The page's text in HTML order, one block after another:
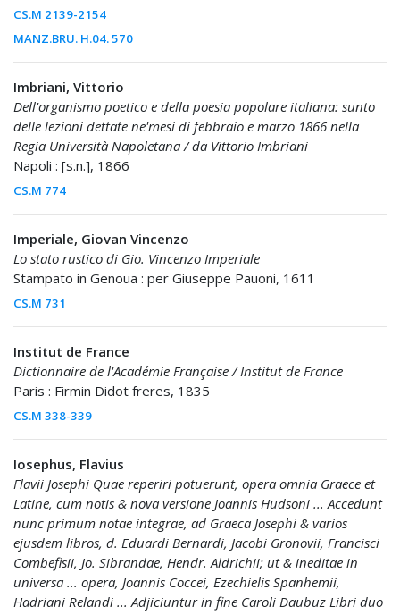
CS.M 2139-2154
MANZ.BRU. H.04. 570
Imbriani, Vittorio
Dell'organismo poetico e della poesia popolare italiana: sunto
delle lezioni dettate ne'mesi di febbraio e marzo 1866 nella
Regia Università Napoletana / da Vittorio Imbriani
Napoli : [s.n.], 1866
CS.M 774
Imperiale, Giovan Vincenzo
Lo stato rustico di Gio. Vincenzo Imperiale
Stampato in Genoua : per Giuseppe Pauoni, 1611
CS.M 731
Institut de France
Dictionnaire de l'Académie Française / Institut de France
Paris : Firmin Didot freres, 1835
CS.M 338-339
Iosephus, Flavius
Flavii Josephi Quae reperiri potuerunt, opera omnia Graece et
Latine, cum notis & nova versione Joannis Hudsoni ... Accedunt
nunc primum notae integrae, ad Graeca Josephi & varios
ejusdem libros, d. Eduardi Bernardi, Jacobi Gronovii, Francisci
Combefisii, Jo. Sibrandae, Hendr. Aldrichii; ut & ineditae in
universa ... opera, Joannis Coccei, Ezechielis Spanhemii,
Hadriani Relandi ... Adjiciuntur in fine Caroli Daubuz Libri duo